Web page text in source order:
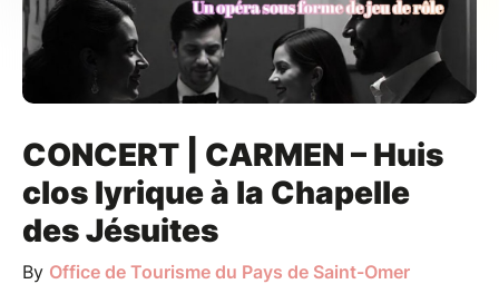
CONCERT | CARMEN – Huis
clos lyrique à la Chapelle
des Jésuites
By Office de Tourisme du Pays de Saint-Omer